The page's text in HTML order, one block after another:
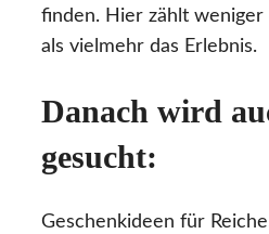
finden. Hier zählt
als vielmehr das Erlebnis.
Danach wird
gesucht:
Geschenkideen für